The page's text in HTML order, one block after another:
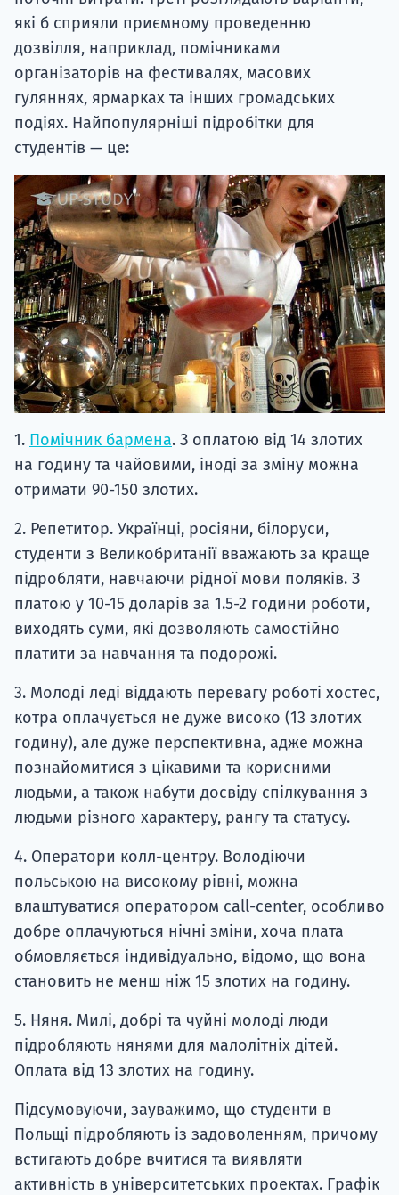
які б сприяли приємному проведенню
дозвілля, наприклад, помічниками
організаторів на фестивалях, масових
гуляннях, ярмарках та інших громадських
подіях. Найпопулярніші підробітки для
студентів — це:
1. Помічник бармена. З оплатою від 14 злотих
на годину та чайовими, іноді за зміну можна
отримати 90-150 злотих.
2. Репетитор. Українці, росіяни, білоруси,
студенти з Великобританії вважають за краще
підробляти, навчаючи рідної мови поляків. З
платою у 10-15 доларів за 1.5-2 години роботи,
виходять суми, які дозволяють самостійно
платити за навчання та подорожі.
3. Молоді леді віддають перевагу роботі хостес,
котра оплачується не дуже високо (13 злотих
годину), але дуже перспективна, адже можна
познайомитися з цікавими та корисними
людьми, а також набути досвіду спілкування з
людьми різного характеру, рангу та статусу.
4. Оператори колл-центру. Володіючи
польською на високому рівні, можна
влаштуватися оператором call-center, особливо
добре оплачуються нічні зміни, хоча плата
обмовляється індивідуально, відомо, що вона
становить не менш ніж 15 злотих на годину.
5. Няня. Милі, добрі та чуйні молоді люди
підробляють нянями для малолітніх дітей.
Оплата від 13 злотих на годину.
Підсумовуючи, зауважимо, що студенти в
Польщі підробляють із задоволенням, причому
встигають добре вчитися та виявляти
активність в університетських проектах. Графік